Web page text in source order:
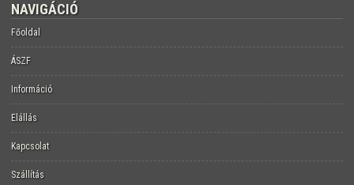
NAVIGÁCIÓ
Főoldal
ÁSZF
Információ
Elállás
Kapcsolat
Szállítás